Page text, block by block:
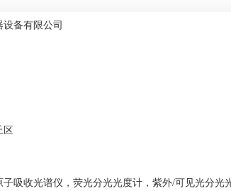
备有限公司
区
吸收光谱仪，荧光分光光度计，紫外/可见光分光